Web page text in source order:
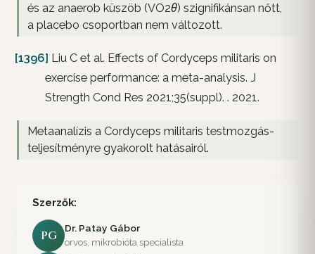
és az anaerob küszöb (VO2θ) szignifikánsan nőtt,
a placebo csoportban nem változott.
[1396] Liu C et al. Effects of Cordyceps militaris on
exercise performance: a meta-analysis. J
Strength Cond Res 2021;35(suppl). . 2021.
Metaanalízis a Cordyceps militaris testmozgás-
teljesítményre gyakorolt hatásairól.
Szerzők:
PG
Dr. Patay Gábor
orvos, mikrobióta specialista